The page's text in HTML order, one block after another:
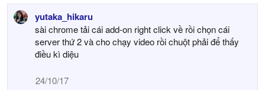
yutaka_hikaru
sài chrome tải cái add-on right click về rồi chọn cái
server thứ 2 và cho chạy video rồi chuột phải để thấy
điều kì diệu
24/10/17